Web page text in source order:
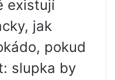
existují
jak
pokud
slupka by